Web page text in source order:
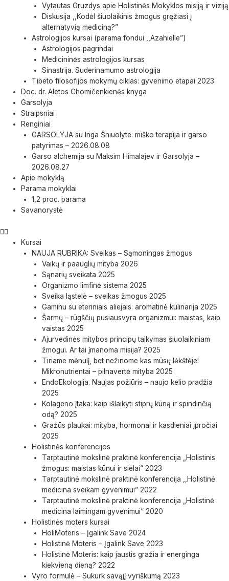
Vytautas Gruzdys apie Holistinės Mokyklos misiją ir viziją
Diskusija ,,Kodėl šiuolaikinis žmogus gręžiasi į
alternatyvią mediciną?”
Astrologijos kursai (parama fondui ,,Azahielle”)
Astrologijos pagrindai
Medicininės astrologijos kursas
Sinastrija. Suderinamumo astrologija
Tibeto filosofijos mokymų ciklas: gyvenimo etapai 2023
Doc. dr. Aletos Chomičenkienės knyga
Garsolyja
Straipsniai
Renginiai
GARSOLYJA su Inga Šniuolyte: miško terapija ir garso
patyrimas – 2026.08.08
Garso alchemija su Maksim Himalajev ir Garsolyja –
2026.08.27
Apie mokyklą
Parama mokyklai
1,2 proc. parama
Savanorystė
Kursai
NAUJA RUBRIKA: Sveikas – Sąmoningas žmogus
Vaikų ir paauglių mityba 2026
Sąnarių sveikata 2025
Organizmo limfinė sistema 2025
Sveika ląstelė – sveikas žmogus 2025
Gaminu su eteriniais aliejais: aromatinė kulinarija 2025
Šarmų – rūgščių pusiausvyra organizmui: maistas, kaip
vaistas 2025
Ajurvedinės mitybos principų taikymas šiuolaikiniam
žmogui. Ar tai įmanoma misija? 2025
Tiriame mėnulį, bet nežinome kas mūsų lėkštėje!
Mikronutrientai – pilnavertė mityba 2025
EndoEkologija. Naujas požiūris – naujo kelio pradžia
2025
Kolageno įtaka: kaip išlaikyti stiprų kūną ir spindinčią
odą? 2025
Gražūs plaukai: mityba, hormonai ir kasdieniai įpročiai
2025
Holistinės konferencijos
Tarptautinė mokslinė praktinė konferencija „Holistinis
žmogus: maistas kūnui ir sielai“ 2023
Tarptautinė mokslinė praktinė konferencija ,,Holistinė
medicina sveikam gyvenimui” 2022
Tarptautinė mokslinė praktinė konferencija „Holistinė
medicina laimingam gyvenimui“ 2020
Holistinės moters kursai
HoliMoteris – Įgalink Save 2024
Holistinė Moteris – Įgalink Save 2023
Holistinė Moteris: kaip jaustis gražia ir energinga
kiekvieną dieną? 2022
Vyro formulė – Sukurk savąjį vyriškumą 2023